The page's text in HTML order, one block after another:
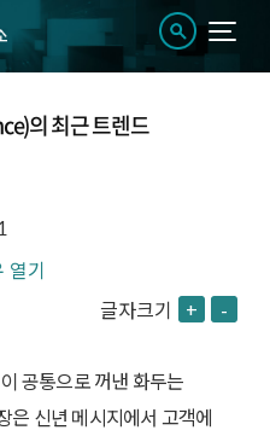
의 최근 트렌드
열기
글자크기 + -
공통으로 꺼낸 화두는
은 신년 메시지에서 고객에